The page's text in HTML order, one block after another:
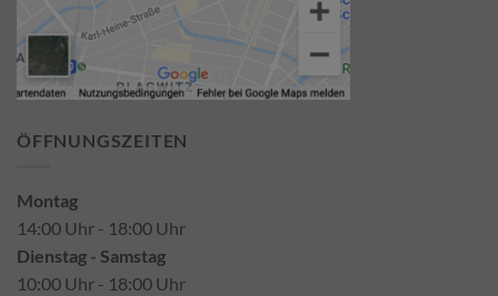
ÖFFNUNGSZEITEN
Montag
14:00 Uhr - 18:00 Uhr
Dienstag - Samstag
10:00 Uhr - 18:00 Uhr